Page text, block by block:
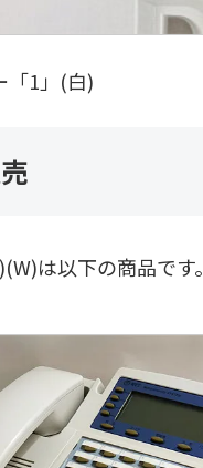
「1」(白)
は以下の商品です。